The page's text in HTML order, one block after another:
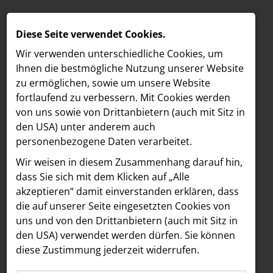
MELDUNGEN
LOEBELL NORDBERG
INNER
aehre
Astoria Artshow
B/S/H Hausgeräte
Meldungen /
Text Bilder
13.04.2023
Design-Spa
ATMOSPHERE by
Diese Seite verwendet Cookies.
Wir verwenden unterschiedliche Cookies, um
Ihnen die best­mögliche Nutzung unserer Website
zu ermöglichen, sowie um unsere Website
fortlaufend zu verbessern. Mit Cookies werden
von uns sowie von Drittanbietern (auch mit Sitz in
den USA) unter anderem auch
personenbezogene Daten verarbeitet.
Wir weisen in diesem Zusammenhang darauf hin,
dass Sie sich mit dem Klicken auf „Alle
akzeptieren“ damit ein­ver­standen erklären, dass
die auf unserer Seite eingesetzten Cookies von
uns und von den Drittanbietern (auch mit Sitz in
den USA) verwendet werden dürfen. Sie können
diese Zustimmung jederzeit widerrufen.